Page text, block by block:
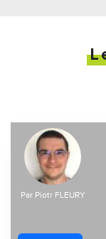
Par Piotr FLEURY